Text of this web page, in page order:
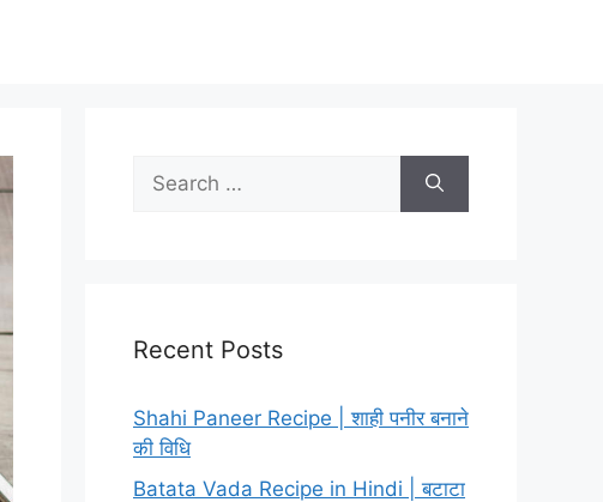
Search
for:
Recent Posts
Shahi Paneer Recipe | शाही पनीर बनाने
की विधि
Batata Vada Recipe in Hindi | बटाटा